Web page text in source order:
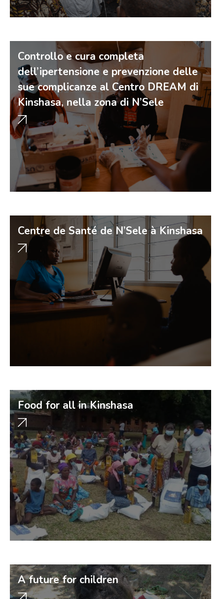
Controllo e cura completa
dell’ipertensione e prevenzione delle
sue complicanze al Centro DREAM di
Kinshasa, nella zona di N’Sele
Centre de Santé de N’Sele à Kinshasa
Food for all in Kinshasa
A future for children